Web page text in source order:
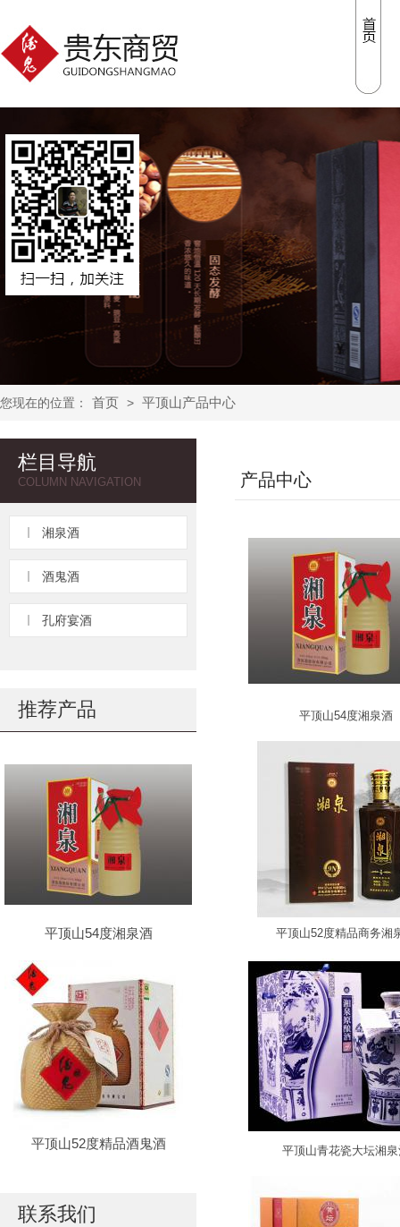
您现在的位置： 首页 > 平顶山产品中心
栏目导航
COLUMN NAVIGATION
湘泉酒
酒鬼酒
孔府宴酒
推荐产品
平顶山54度湘泉酒
平顶山52度精品酒鬼酒
联系我们
产品中心
平顶山54度湘泉酒
平顶山52度精品商务湘
平顶山青花瓷大坛湘泉